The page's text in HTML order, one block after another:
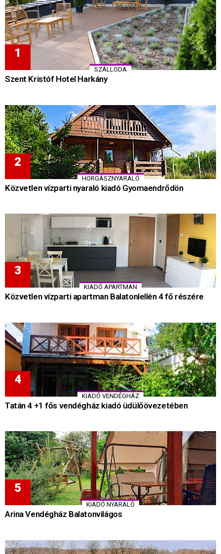
SZÁLLODA
Szent Kristóf Hotel Harkány
HORGÁSZNYARALÓ
Közvetlen vízparti nyaraló kiadó Gyomaendrődön
KIADÓ APARTMAN
Közvetlen vízparti apartman Balatonlellén 4 fő részére
KIADÓ VENDÉGHÁZ
Tatán 4 +1 fős vendégház kiadó üdülőövezetében
KIADÓ NYARALÓ
Arina Vendégház Balatonvilágos